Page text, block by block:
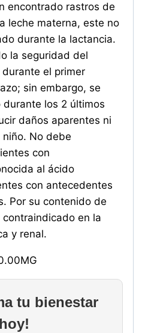
encontrado rastros de
leche materna, este no
durante la lactancia.
la seguridad del
el primer
sin embargo, se
los 2 últimos
daños aparentes ni
No debe
con
al ácido
con antecedentes
Por su contenido de
en la
y renal.
tu bienestar
hoy!